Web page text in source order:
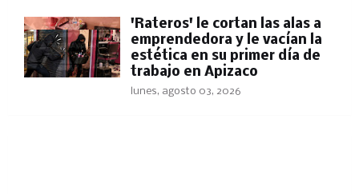
'Rateros' le cortan las alas a
emprendedora y le vacían la
estética en su primer día de
trabajo en Apizaco
lunes, agosto 03, 2026